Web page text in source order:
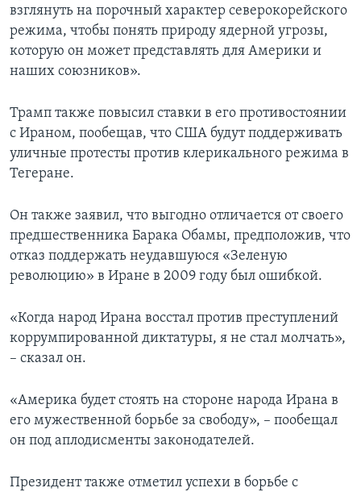
взглянуть на порочный характер северокорейского
режима, чтобы понять природу ядерной угрозы,
которую он может представлять для Америки и
наших союзников».
Трамп также повысил ставки в его противостоянии
с Ираном, пообещав, что США будут поддерживать
уличные протесты против клерикального режима в
Тегеране.
Он также заявил, что выгодно отличается от своего
предшественника Барака Обамы, предположив, что
отказ поддержать неудавшуюся «Зеленую
революцию» в Иране в 2009 году был ошибкой.
«Когда народ Ирана восстал против преступлений
коррумпированной диктатуры, я не стал молчать»,
– сказал он.
«Америка будет стоять на стороне народа Ирана в
его мужественной борьбе за свободу», – пообещал
он под аплодисменты законодателей.
Президент также отметил успехи в борьбе с